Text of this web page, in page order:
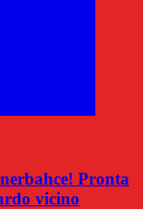
Pronta
vicino